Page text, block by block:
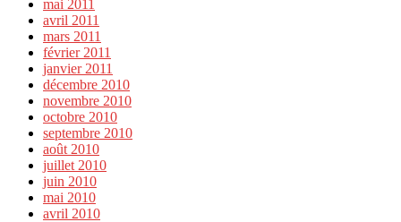
mai 2011
avril 2011
mars 2011
février 2011
janvier 2011
décembre 2010
novembre 2010
octobre 2010
septembre 2010
août 2010
juillet 2010
juin 2010
mai 2010
avril 2010